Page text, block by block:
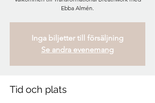
Ebba Almén.
Inga biljetter till försäljning
Se andra evenemang
Tid och plats